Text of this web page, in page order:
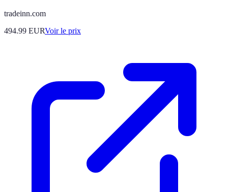
tradeinn.com
494.99 EURVoir le prix